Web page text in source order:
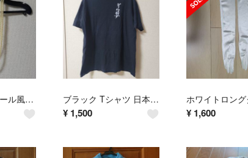
オフホワイトパール風ロングネックレス ブラック Tシャツ 日本語 英語 デザイン
¥ 1,500
ホワイトロン
¥ 1,600